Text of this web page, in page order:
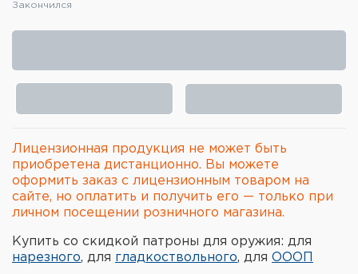
Элементы питания и зарядные
Ремни, патронташи и подсумки
Фонари и ЛЦУ
Туристическое снаряжение
Опоры и станки для оружия
Закончился
Лицензионная продукция не может быть
приобретена дистанционно. Вы можете
оформить заказ с лицензионным товаром на
сайте, но оплатить и получить его — только при
личном посещении розничного магазина.
Купить со скидкой патроны для оружия: для
нарезного, для гладкоствольного, для ОООП